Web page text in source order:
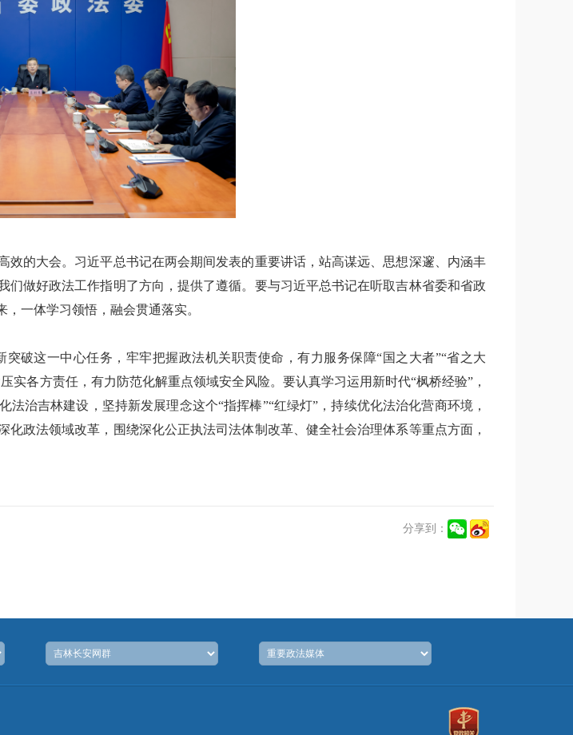
的大会。习近平总书记在两会期间发表的重要讲话，站高谋远、思想深邃、内涵丰
做好政法工作指明了方向，提供了遵循。要与习近平总书记在听取吉林省委和省政
一体学习领悟，融会贯通落实。
破这一中心任务，牢牢把握政法机关职责使命，有力服务保障“国之大者”“省之大
各方责任，有力防范化解重点领域安全风险。要认真学习运用新时代“枫桥经验”，
治吉林建设，坚持新发展理念这个“指挥棒”“红绿灯”，持续优化法治化营商环境，
政法领域改革，围绕深化公正执法司法体制改革、健全社会治理体系等重点方面，
分享到：